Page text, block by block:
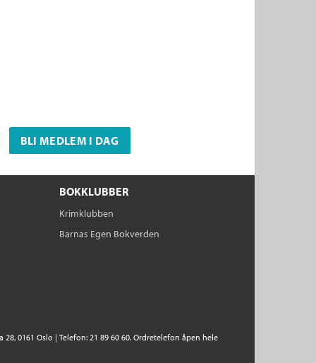
BLI MEDLEM I DAG
BOKKLUBBER
Krimklubben
Barnas Egen Bokverden
0161 Oslo | Telefon: 21 89 60 60. Ordretelefon åpen hele